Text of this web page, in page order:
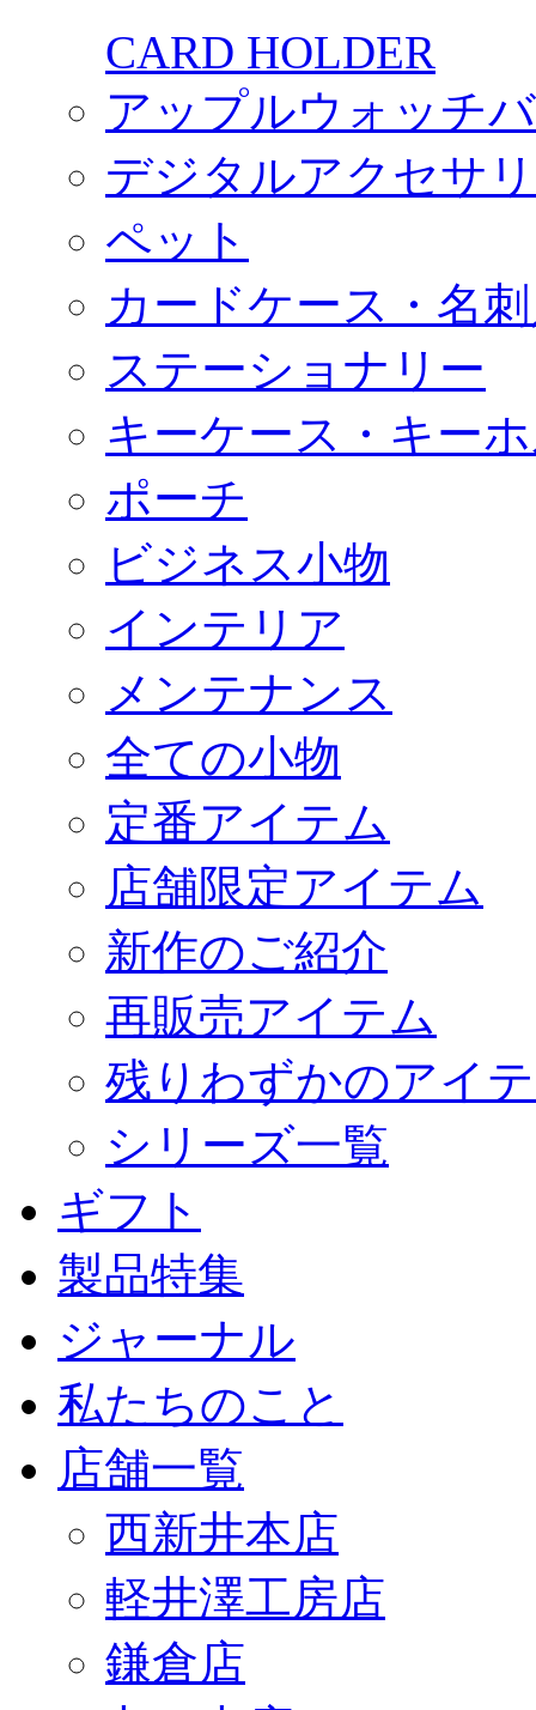
CARD HOLDER
アップルウォッチ
デジタルアクセサ
ペット
カードケース・名
ステーショナリー
キーケース・キー
ポーチ
ビジネス小物
インテリア
メンテナンス
全ての小物
定番アイテム
店舗限定アイテム
新作のご紹介
再販売アイテム
残りわずかのアイ
シリーズ一覧
ギフト
製品特集
ジャーナル
私たちのこと
店舗一覧
西新井本店
軽井澤工房店
鎌倉店